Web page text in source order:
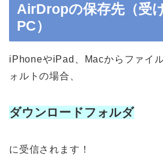
AirDropの保存先（受
PC）
iPhoneやiPad、Macからファイ
ォルトの場合、
ダウンロードフォルダ
に受信されます！